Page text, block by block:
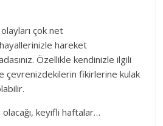
çok net
hareket
Özellikle kendinizle ilgili
çevrenizdekilerin fikirlerine kulak
olacağı, keyifli haftalar…